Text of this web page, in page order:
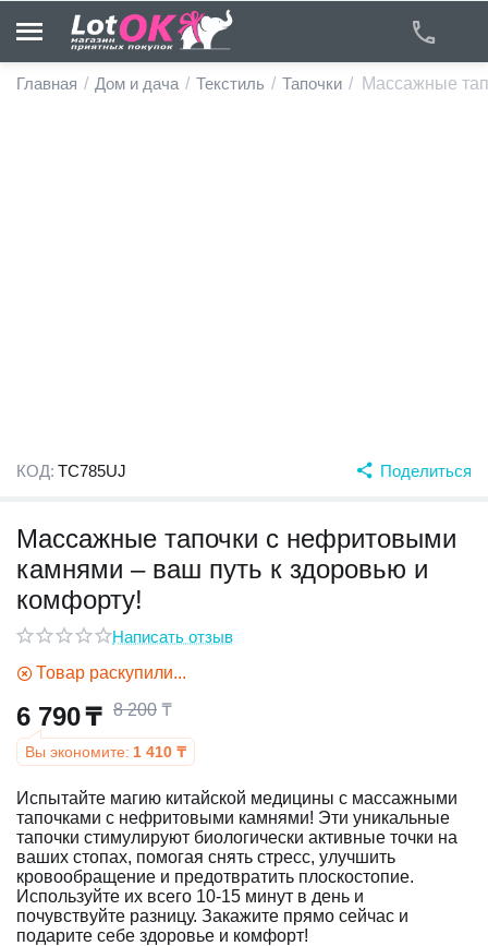
Главная / Дом и дача / Текстиль / Тапочки / Массажные
КОД: TC785UJ Поделиться
Массажные тапочки с нефритовыми
камнями – ваш путь к здоровью и
комфорту!
Написать отзыв
Товар раскупили...
6 790₸ 8 200 ₸
Вы экономите: 1 410 ₸
Испытайте магию китайской медицины с массажными
тапочками с нефритовыми камнями! Эти уникальные
тапочки стимулируют биологически активные точки на
ваших стопах, помогая снять стресс, улучшить
кровообращение и предотвратить плоскостопие.
Используйте их всего 10-15 минут в день и
почувствуйте разницу. Закажите прямо сейчас и
подарите себе здоровье и комфорт!